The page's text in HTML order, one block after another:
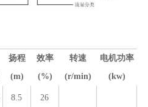
扬程
(m)
效率
(%)
转速
(r/min)
电机功率
(kw)
8.5
26